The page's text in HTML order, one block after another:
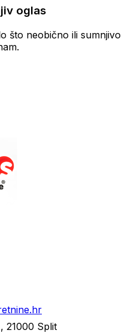
oglas
što neobično ili
21000 Split